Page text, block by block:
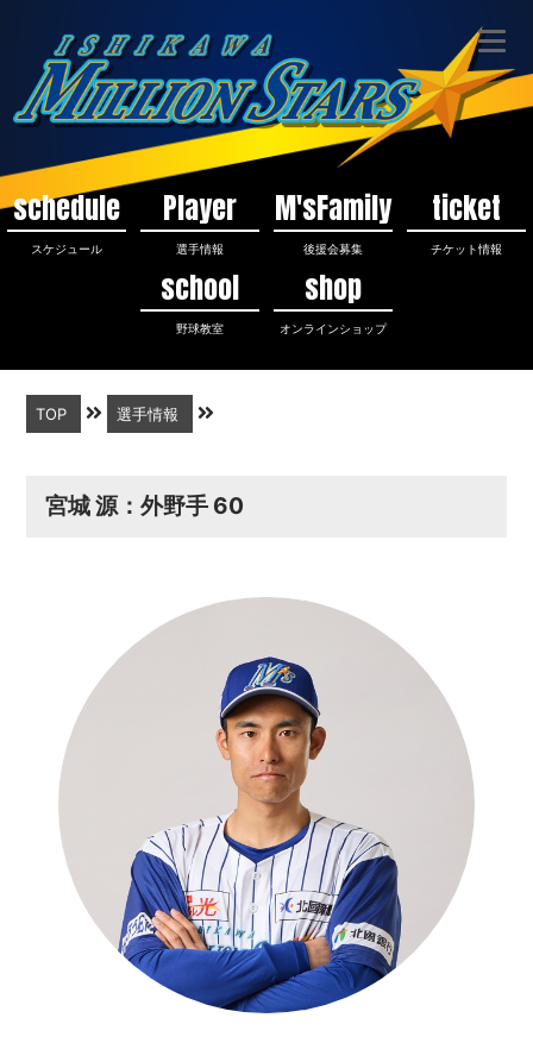
schedule
スケジュール
Player
選手情報
M'sFamily
後援会募集
ticket
チケット情報
school
野球教室
shop
オンラインショップ
TOP 選手情報
宮城 源：外野手 60